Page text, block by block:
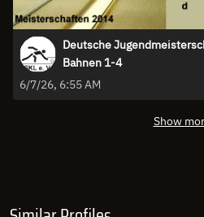
Deutsche
Bahnen 1-4
6/7/26, 6:55 AM
Show